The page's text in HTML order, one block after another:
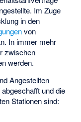
Im Zuge
in den
von
In immer mehr
zwischen
werden.
Angestellten
und die
Stationen sind: